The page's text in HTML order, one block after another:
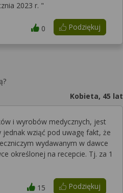
2023 r. "
Podziękuj
0
Kobieta, 45 lat
i wyrobów medycznych, jest
wziąć pod uwagę fakt, że
wydawanym w dawce
określonej na recepcie. Tj. za 1
Podziękuj
15